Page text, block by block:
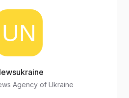
Agency of Ukraine